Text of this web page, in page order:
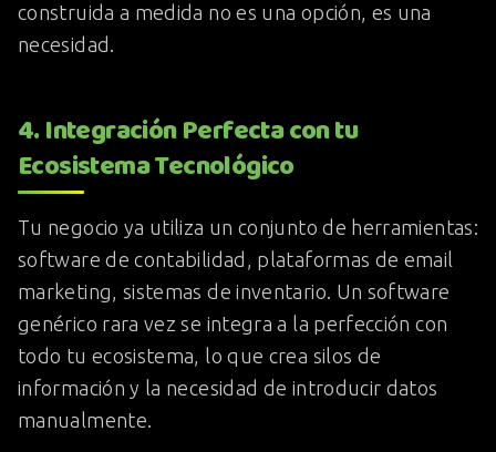
construida a medida no es una opción, es una
necesidad.
4. Integración Perfecta con tu
Ecosistema Tecnológico
Tu negocio ya utiliza un conjunto de herramientas:
software de contabilidad, plataformas de email
marketing, sistemas de inventario. Un software
genérico rara vez se integra a la perfección con
todo tu ecosistema, lo que crea silos de
información y la necesidad de introducir datos
manualmente.